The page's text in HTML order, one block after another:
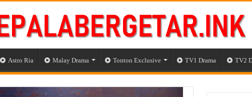
Astro Ria Malay Drama Tonton Exclusive TV1 Drama TV2